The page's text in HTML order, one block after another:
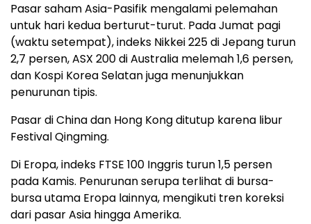
Pasar saham Asia-Pasifik mengalami pelemahan
untuk hari kedua berturut-turut. Pada Jumat pagi
(waktu setempat), indeks Nikkei 225 di Jepang turun
2,7 persen, ASX 200 di Australia melemah 1,6 persen,
dan Kospi Korea Selatan juga menunjukkan
penurunan tipis.
Pasar di China dan Hong Kong ditutup karena libur
Festival Qingming.
Di Eropa, indeks FTSE 100 Inggris turun 1,5 persen
pada Kamis. Penurunan serupa terlihat di bursa-
bursa utama Eropa lainnya, mengikuti tren koreksi
dari pasar Asia hingga Amerika.